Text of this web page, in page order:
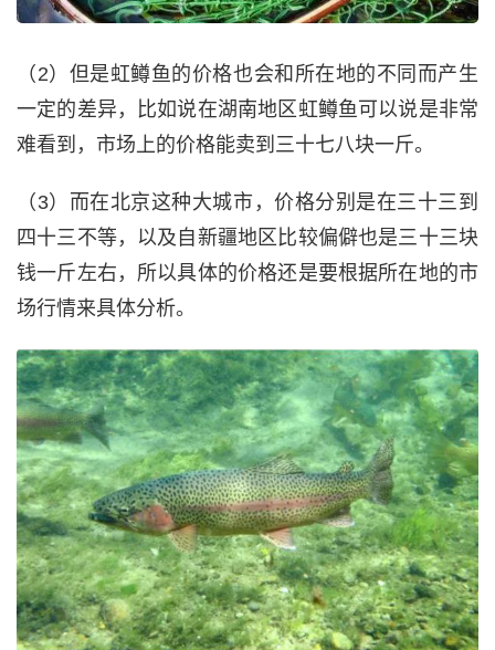
（2）但是虹鳟鱼的价格也会和所在地的不同而产生
一定的差异，比如说在湖南地区虹鳟鱼可以说是非常
难看到，市场上的价格能卖到三十七八块一斤。
（3）而在北京这种大城市，价格分别是在三十三到
四十三不等，以及自新疆地区比较偏僻也是三十三块
钱一斤左右，所以具体的价格还是要根据所在地的市
场行情来具体分析。